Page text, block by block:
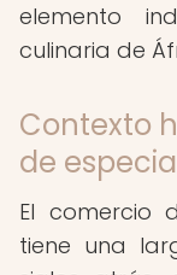
elemento
culinaria de
Contexto
de
El comercio
tiene una